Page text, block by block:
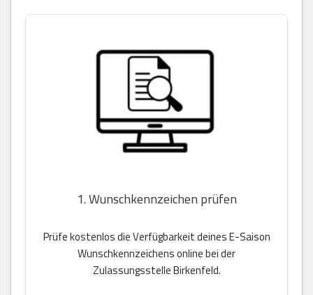
1. Wunschkennzeichen prüfen
Prüfe kostenlos die Verfügbarkeit deines E-Saison
Wunschkennzeichens online bei der
Zulassungsstelle Birkenfeld.